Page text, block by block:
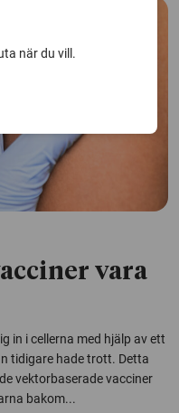
vara
in i cellerna med hjälp av ett
tidigare hade trott. Detta
vektorbaserade vacciner
bakom...
när du vill.